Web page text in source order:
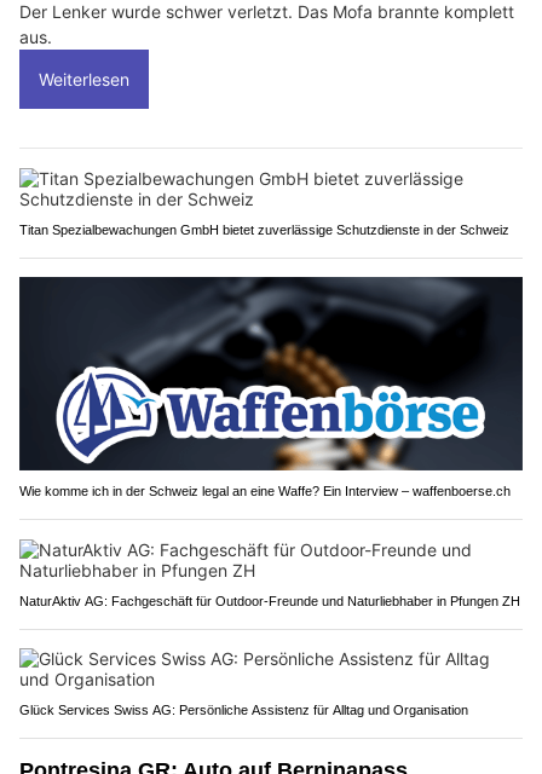
Der Lenker wurde schwer verletzt. Das Mofa brannte komplett
aus.
Weiterlesen
Titan Spezialbewachungen GmbH bietet zuverlässige Schutzdienste in der Schweiz
Wie komme ich in der Schweiz legal an eine Waffe? Ein Interview – waffenboerse.ch
NaturAktiv AG: Fachgeschäft für Outdoor-Freunde und Naturliebhaber in Pfungen ZH
Glück Services Swiss AG: Persönliche Assistenz für Alltag und Organisation